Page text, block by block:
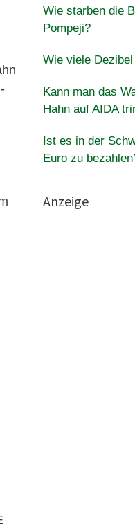
Wie starben die
Pompeji?
Wie viele
Kann man das
Hahn auf AIDA
Ist es in der
Euro zu
Anzeige